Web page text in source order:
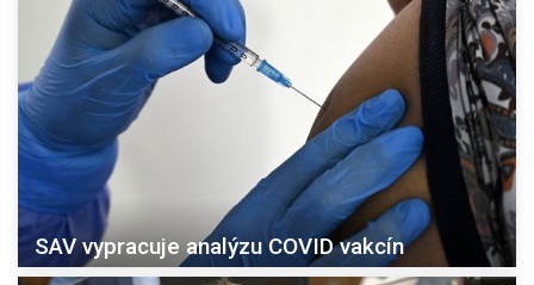
SAV vypracuje analýzu COVID vakcín